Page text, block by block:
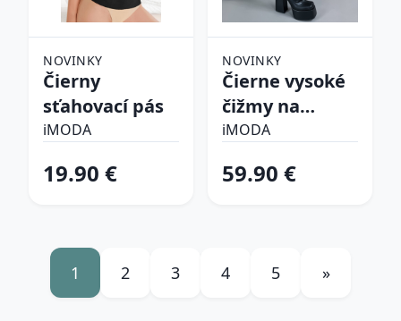
NOVINKY
Čierny
sťahovací pás
iMODA
19.90 €
NOVINKY
Čierne vysoké
čižmy na
platforme
iMODA
59.90 €
1 2 3 4 5 »